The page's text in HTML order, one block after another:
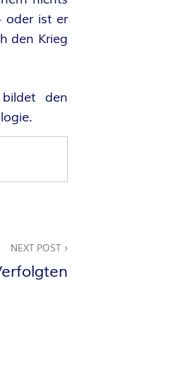
oder ist er
den Krieg
den
NEXT POST